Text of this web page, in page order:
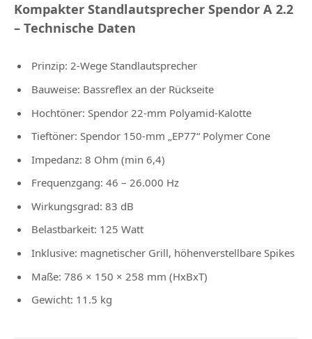
Kompakter Standlautsprecher Spendor A 2.2
– Technische Daten
Prinzip: 2-Wege Standlautsprecher
Bauweise: Bassreflex an der Rückseite
Hochtöner: Spendor 22-mm Polyamid-Kalotte
Tieftöner: Spendor 150-mm „EP77“ Polymer Cone
Impedanz: 8 Ohm (min 6,4)
Frequenzgang: 46 – 26.000 Hz
Wirkungsgrad: 83 dB
Belastbarkeit: 125 Watt
Inklusive: magnetischer Grill, höhenverstellbare Spikes
Maße: 786 × 150 × 258 mm (HxBxT)
Gewicht: 11.5 kg